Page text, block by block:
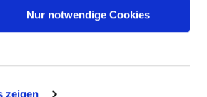
zeigen
Nur notwendige Cookies